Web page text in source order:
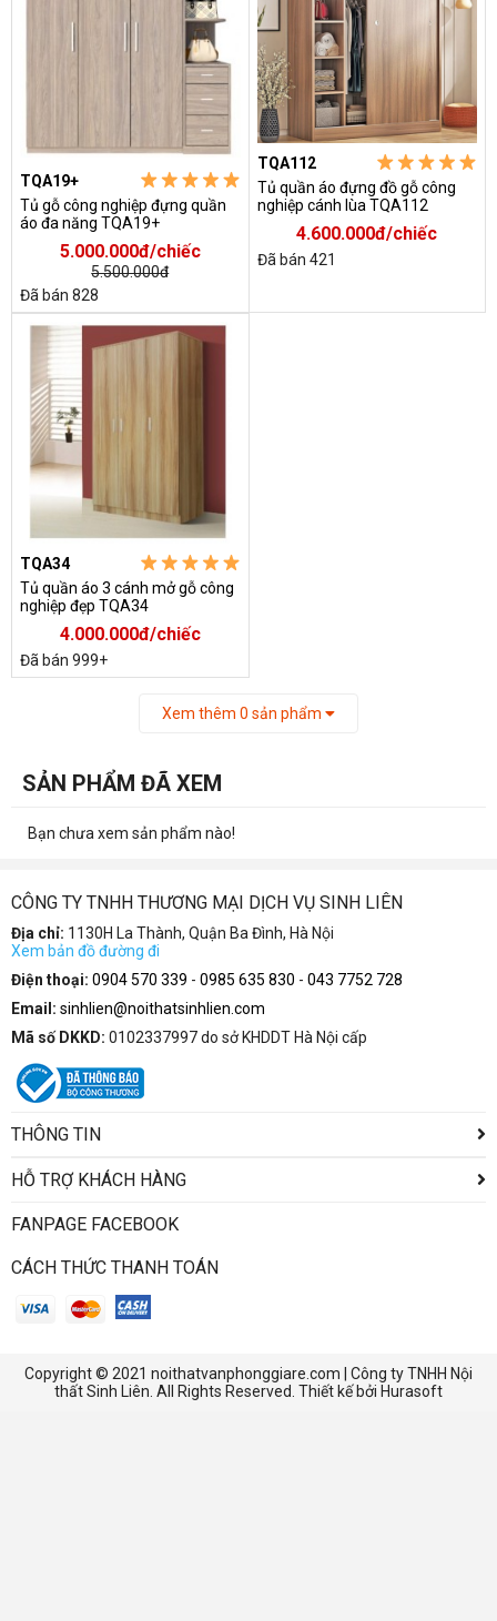
TQA19+
Tủ gỗ công nghiệp đựng quần
áo đa năng TQA19+
5.000.000đ/chiếc
5.500.000đ
Đã bán 828
TQA112
Tủ quần áo đựng đồ gỗ công
nghiệp cánh lùa TQA112
4.600.000đ/chiếc
Đã bán 421
TQA34
Tủ quần áo 3 cánh mở gỗ công
nghiệp đẹp TQA34
4.000.000đ/chiếc
Đã bán 999+
Xem thêm 0 sản phẩm
SẢN PHẨM ĐÃ XEM
Bạn chưa xem sản phẩm nào!
CÔNG TY TNHH THƯƠNG MẠI DỊCH VỤ SINH LIÊN
Địa chỉ: 1130H La Thành, Quận Ba Đình, Hà Nội
Xem bản đồ đường đi
Điện thoại: 0904 570 339 - 0985 635 830 - 043 7752 728
Email: sinhlien@noithatsinhlien.com
Mã số DKKD: 0102337997 do sở KHDDT Hà Nội cấp
THÔNG TIN
HỖ TRỢ KHÁCH HÀNG
FANPAGE FACEBOOK
CÁCH THỨC THANH TOÁN
Copyright © 2021 noithatvanphonggiare.com | Công ty TNHH Nội
thất Sinh Liên. All Rights Reserved. Thiết kế bởi Hurasoft